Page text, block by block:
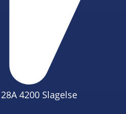
4200 Slagelse